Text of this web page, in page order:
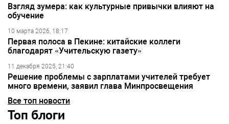
Взгляд зумера: как культурные привычки влияют на
обучение
10 марта 2026, 18:17
Первая полоса в Пекине: китайские коллеги
благодарят «Учительскую газету»
11 декабря 2025, 21:40
Решение проблемы с зарплатами учителей требует
много времени, заявил глава Минпросвещения
Все топ новости
Топ блоги